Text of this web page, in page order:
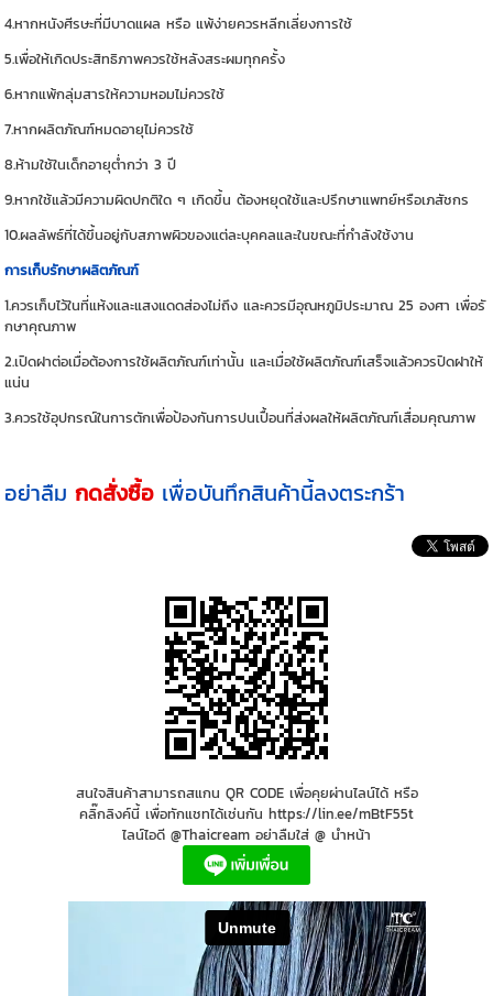
4.หากหนังศีรษะที่มีบาดแผล หรือ แพ้ง่ายควรหลีกเลี่ยงการใช้
5.เพื่อให้เกิดประสิทธิภาพควรใช้หลังสระผมทุกครั้ง
6.หากแพ้กลุ่มสารให้ความหอมไม่ควรใช้
7.หากผลิตภัณฑ์หมดอายุไม่ควรใช้
8.ห้ามใช้ในเด็กอายุต่ำกว่า 3 ปี
9.หากใช้แล้วมีความผิดปกติใด ๆ เกิดขึ้น ต้องหยุดใช้และปรึกษาแพทย์หรือเภสัชกร
10.ผลลัพธ์ที่ได้ขึ้นอยู่กับสภาพผิวของแต่ละบุคคลและในขณะที่กำลังใช้งาน
การเก็บรักษาผลิตภัณฑ์
1.ควรเก็บไว้ในที่แห้งและแสงแดดส่องไม่ถึง และควรมีอุณหภูมิประมาณ 25 องศา เพื่อรั
กษาคุณภาพ
2.เปิดฝาต่อเมื่อต้องการใช้ผลิตภัณฑ์เท่านั้น และเมื่อใช้ผลิตภัณฑ์เสร็จแล้วควรปิดฝาให้
แน่น
3.ควรใช้อุปกรณ์ในการตักเพื่อป้องกันการปนเปื้อนที่ส่งผลให้ผลิตภัณฑ์เสื่อมคุณภาพ
อย่าลืมกดสั่งซื้อ เพื่อบันทึกสินค้านี้ลงตระกร้า
สนใจสินค้าสามารถสแกน QR CODE เพื่อคุยผ่านไลน์ได้ หรือ
คลิ๊กลิงค์นี้ เพื่อทักแชทได้เช่นกัน https://lin.ee/mBtF55t
ไลน์ไอดี @Thaicream อย่าลืมใส่ @ นำหน้า